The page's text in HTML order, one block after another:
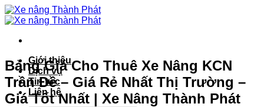
Bỏ
qua
dung
Giới thiệu
Dịch vụ
Tin tức
Liên hệ
Bảng Giá Cho Thuê Xe Nâng KCN
Trần Đề – Giá Rẻ Nhất Thị Trường –
Giá Tốt Nhất | Xe Nâng Thành Phát